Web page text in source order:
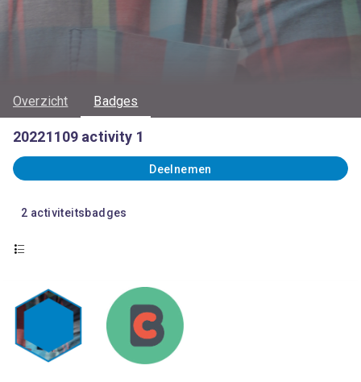
Overzicht Badges
20221109 activity 1
Deelnemen
2 activiteitsbadges